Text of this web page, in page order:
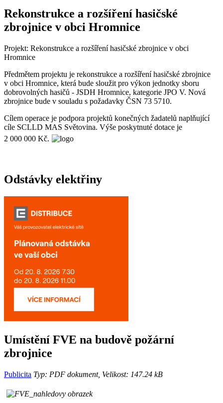
Rekonstrukce a rozšíření hasičské
zbrojnice v obci Hromnice
Projekt: Rekonstrukce a rozšíření hasičské zbrojnice v obci
Hromnice
Předmětem projektu je rekonstrukce a rozšíření hasičské zbrojnice
v obci Hromnice, která bude sloužit pro výkon jednotky sboru
dobrovolných hasičů - JSDH Hromnice, kategorie JPO V. Nová
zbrojnice bude v souladu s požadavky ČSN 73 5710.
Cílem operace je podpora projektů konečných žadatelů naplňující
cíle SCLLD MAS Světovina. Výše poskytnuté dotace je
2 000 000 Kč.
Odstávky elektřiny
Umístění FVE na budově požární
zbrojnice
Publicita Typ: PDF dokument, Velikost: 147.24 kB